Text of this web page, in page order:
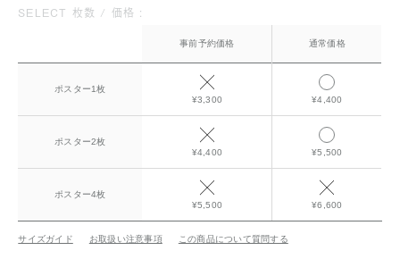
SELECT 枚数 / 価格 :
事前予約価格 通常価格
ポスター1枚
¥3,300
¥4,400
ポスター2枚
¥4,400
¥5,500
ポスター4枚
¥5,500
¥6,600
サイズガイド お取扱い注意事項 この商品について質問する